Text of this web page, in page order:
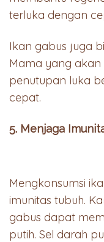
terluka dengan
Ikan gabus juga
Mama yang
penutupan luka
cepat.
5. Menjaga
Mengkonsumsi
imunitas tubuh.
gabus dapat
putih. Sel darah